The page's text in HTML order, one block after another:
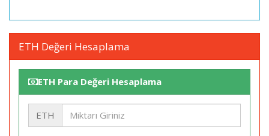
ETH Değeri Hesaplama
ETH Para Değeri Hesaplama
ETH